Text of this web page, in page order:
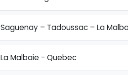
Saguenay – Tadoussac – La
La Malbaie - Quebec